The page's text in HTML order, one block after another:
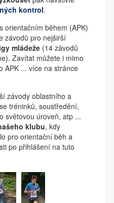
kontrol.
orientačním během (APK)
závodů pro nejširší
mládeže (14 závodů
Zavítat můžete i mimo
APK ... více na stránce
závody oblastního a
tréninků, soustředění,
světovou úroveň, atp ...
klubu, kdy
pro orientační běh a
po přihlášení na tuto